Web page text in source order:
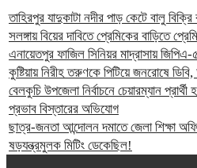
তাহিরপুর যাদুকাটা নদীর পাড় কেটে বালু
সলঙ্গায় বিয়ের দাবিতে প্রেমিকের বাড়িতে
এনায়েতপুর ফাজিল সিনিয়র মাদ্রাসায়
কুষ্টিয়ায় নিরীহ তরুণকে পিটিয়ে জনরোষে
বেলকুচি উপজেলা নির্বাচনে চেয়ারম্যান
প্রভাব বিস্তারের অভিযোগ
ছাত্র-জনতা আন্দোলন দমাতে জেলা শিক্ষা
ষড়যন্ত্রমুলক মিটিং ডেকেছিল!